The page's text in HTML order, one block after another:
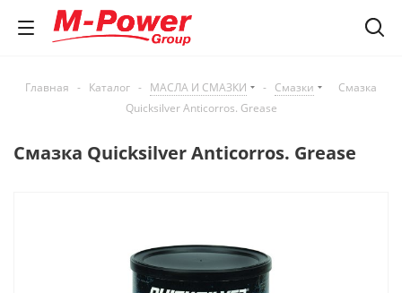
Главная - Каталог - МАСЛА И СМАЗКИ - Смазки
Смазка
Quicksilver Anticorros. Grease
Смазка Quicksilver Anticorros. Grease